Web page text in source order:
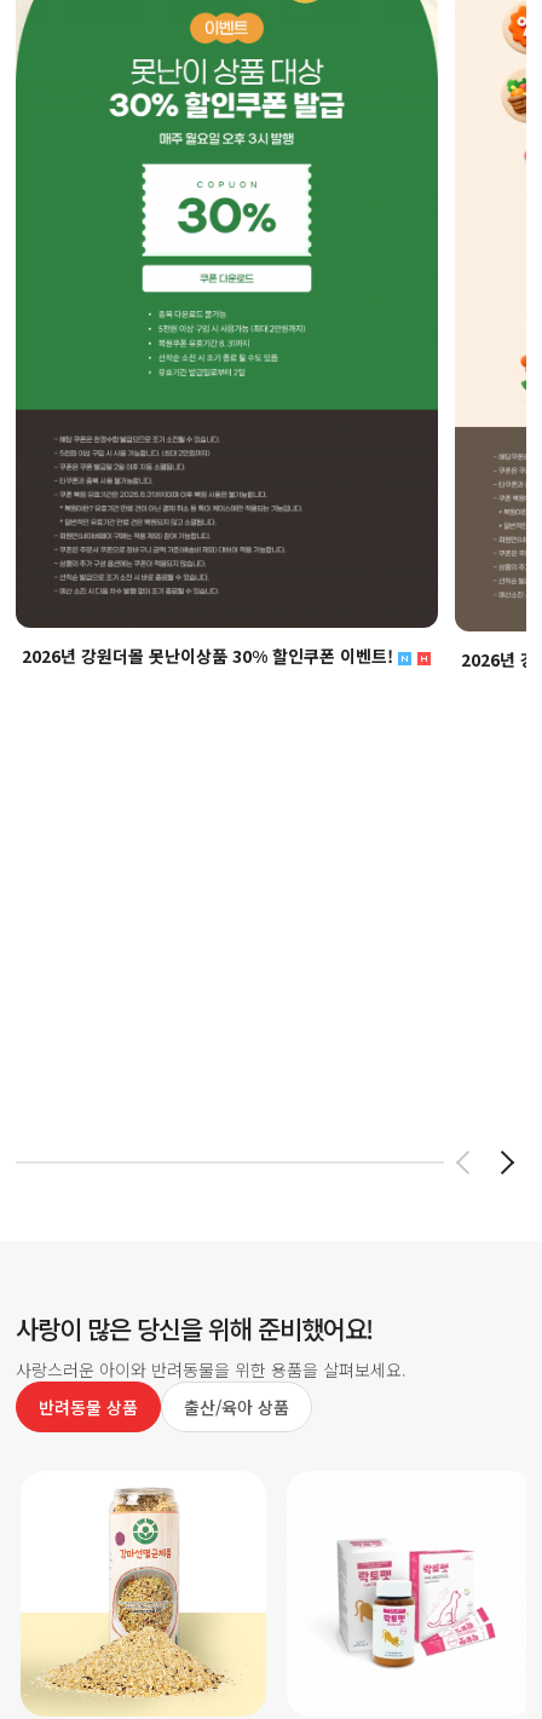
2026년 강원더몰 못난이상품 30% 할인쿠폰 이벤트! 2026년 강
사랑이 많은 당신을 위해 준비했어요!
사랑스러운 아이와 반려동물을 위한 용품을 살펴보세요.
반려동물 상품
출산/육아 상품